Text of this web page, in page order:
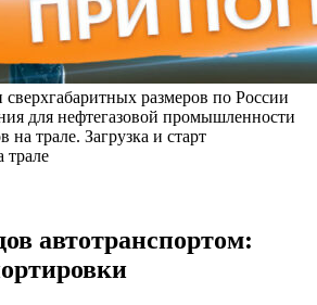
сверхгабаритных размеров по России
для нефтегазовой промышленности
на трале. Загрузка и старт
трале
автотранспортом: